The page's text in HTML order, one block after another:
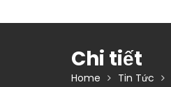
Chi tiết
Home Tin Tức